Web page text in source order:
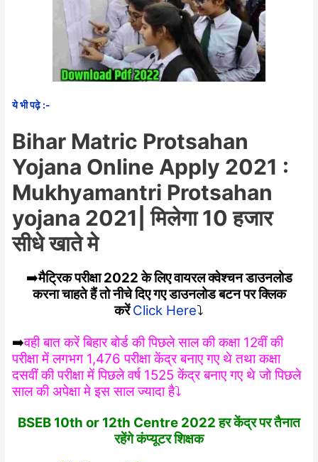
ये भी पढ़े :-
Bihar Matric Protsahan
Yojana Online Apply 2021 :
Mukhyamantri Protsahan
yojana 2021| मिलेगा 10 हजार
सीधे खाते मे
➡️मैट्रिक परीक्षा 2022 के लिए वायरल क्वेश्चन डाउनलोड
करना चाहते हैं तो नीचे दिए गए डाउनलोड बटन पर क्लिक
करेंClick Here⤵️
➡️वही बात करें बिहार बोर्ड की पिछले साल की कक्षा 12वीं की
परीक्षा में लगभग 1,476 परीक्षा केंद्र बनाए गए थे तथा कक्षा
दसवीं की परीक्षा में पिछले वर्ष 1525 केंद्र बनाए गए थे जो पिछले
साल की अपेक्षा मे इस साल ज्यादा है⤵️
BSEB 10th or 12th Centre 2022 हर केंद्र पर तैनात
रहेंगे कंप्यूटर शिक्षक